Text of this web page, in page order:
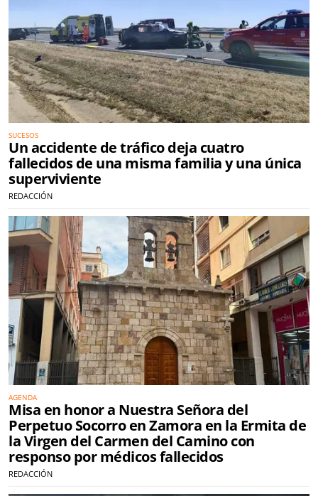
SUCESOS
Un accidente de tráfico deja cuatro
fallecidos de una misma familia y una única
superviviente
REDACCIÓN
AGENDA
Misa en honor a Nuestra Señora del
Perpetuo Socorro en Zamora en la Ermita de
la Virgen del Carmen del Camino con
responso por médicos fallecidos
REDACCIÓN